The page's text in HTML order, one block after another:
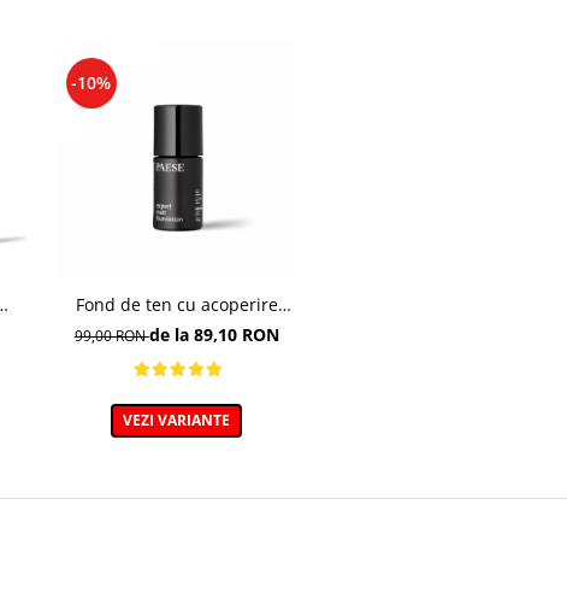
-10%
Fond de ten cu acoperire
mare, Expert Matt
Foundation, 500W Light Beige
- 30ml
99,00 RONde la 89,10 RON
VEZI VARIANTE